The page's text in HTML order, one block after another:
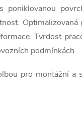
Tvrdost
podmínkách.
pro montážní